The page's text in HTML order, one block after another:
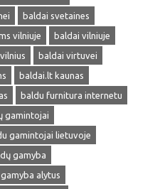
baldai svetaines
vilniuje
baldai vilniuje
baldai virtuvei
baldai.lt kaunas
baldu furnitura internetu
gamintojai
gamintojai lietuvoje
gamyba
alytus